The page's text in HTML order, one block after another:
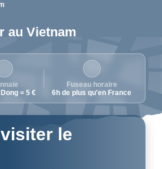
au Vietnam
= 5 €
Fuseau horaire
6h de plus qu'en France
le